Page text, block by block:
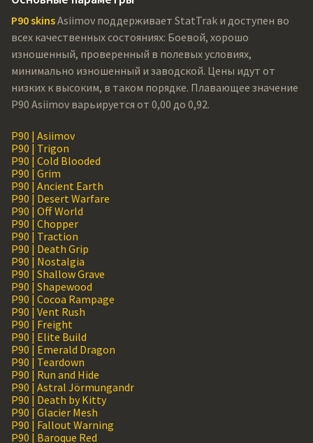
P90 skinsAsiimov поддерживает StatTrak и доступен во
всех качественных состояниях: Боевой, хорошо
изношенный, проверенный в полевых условиях,
минимально изношенный и заводской. Цены идут от
низких к высоким, в таком порядке. Плавающее значение
P90 Asiimov варьируется от 0,00 до 0,92.
P90 | Asiimov
P90 | Trigon
P90 | Cold Blooded
P90 | Grim
P90 | Ancient Earth
P90 | Desert Warfare
P90 | Off World
P90 | Chopper
P90 | Traction
P90 | Death Grip
P90 | Nostalgia
P90 | Shallow Grave
P90 | Shapewood
P90 | Cocoa Rampage
P90 | Vent Rush
P90 | Freight
P90 | Elite Build
P90 | Emerald Dragon
P90 | Teardown
P90 | Run and Hide
P90 | Astral Jörmungandr
P90 | Death by Kitty
P90 | Glacier Mesh
P90 | Fallout Warning
P90 | Baroque Red